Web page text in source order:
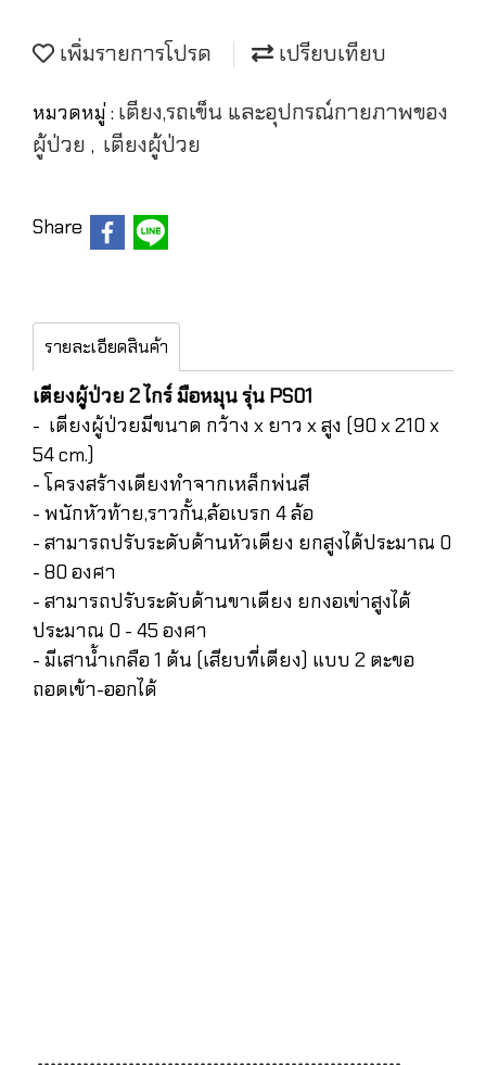
เพิ่มรายการโปรด เปรียบเทียบ
หมวดหมู่ : เตียง,รถเข็น และอุปกรณ์กายภาพของ
ผู้ป่วย , เตียงผู้ป่วย
Share
รายละเอียดสินค้า
เตียงผู้ป่วย 2 ไกร์ มือหมุน รุ่น PS01
- เตียงผู้ป่วยมีขนาด กว้าง x ยาว x สูง (90 x 210 x
54 cm.)
- โครงสร้างเตียงทำจากเหล็กพ่นสี
- พนักหัวท้าย,ราวกั้น,ล้อเบรก 4 ล้อ
- สามารถปรับระดับด้านหัวเตียง ยกสูงได้ประมาณ 0
- 80 องศา
- สามารถปรับระดับด้านขาเตียง ยกงอเข่าสูงได้
ประมาณ 0 - 45 องศา
- มีเสาน้ำเกลือ 1 ต้น (เสียบที่เตียง) แบบ 2 ตะขอ
ถอดเข้า-ออกได้